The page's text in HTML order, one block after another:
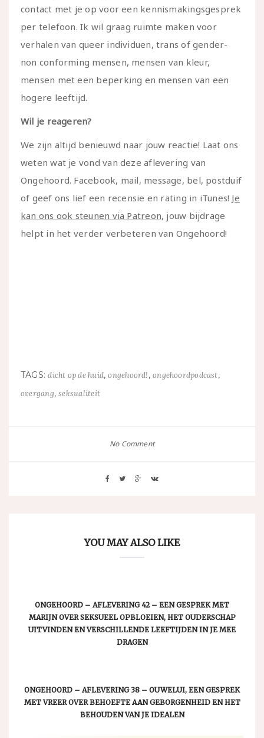
contact met je op voor een kennismakingsgesprek
per telefoon. Ik wil graag ruimte maken voor
verhalen van queer individuen, trans of gender-
non conforming mensen, mensen van kleur,
mensen met een beperking en mensen van een
hogere leeftijd.
Wil je reageren?
We zijn altijd benieuwd naar jouw reactie! Laat ons
weten wat je vond van deze aflevering van
Ongehoord. Facebook, mail, message, bel, postduif
of geef ons lief een recensie en rating in iTunes! Je
kan ons ook steunen via Patreon, jouw bijdrage
helpt in het verder verbeteren van Ongehoord!
TAGS:dicht op de huid,ongehoord!,ongehoordpodcast,
overgang,seksualiteit
No Comment
YOU MAY ALSO LIKE
ONGEHOORD – AFLEVERING 42 – EEN GESPREK MET
MARIJN OVER SEKSUEEL OPBLOEIEN, HET OUDERSCHAP
UITVINDEN EN VERSCHILLENDE LEEFTIJDEN IN JE MEE
DRAGEN
ONGEHOORD – AFLEVERING 38 – OUWELUI, EEN GESPREK
MET VREER OVER BEHOEFTE AAN GEBORGENHEID EN HET
BEHOUDEN VAN JE IDEALEN